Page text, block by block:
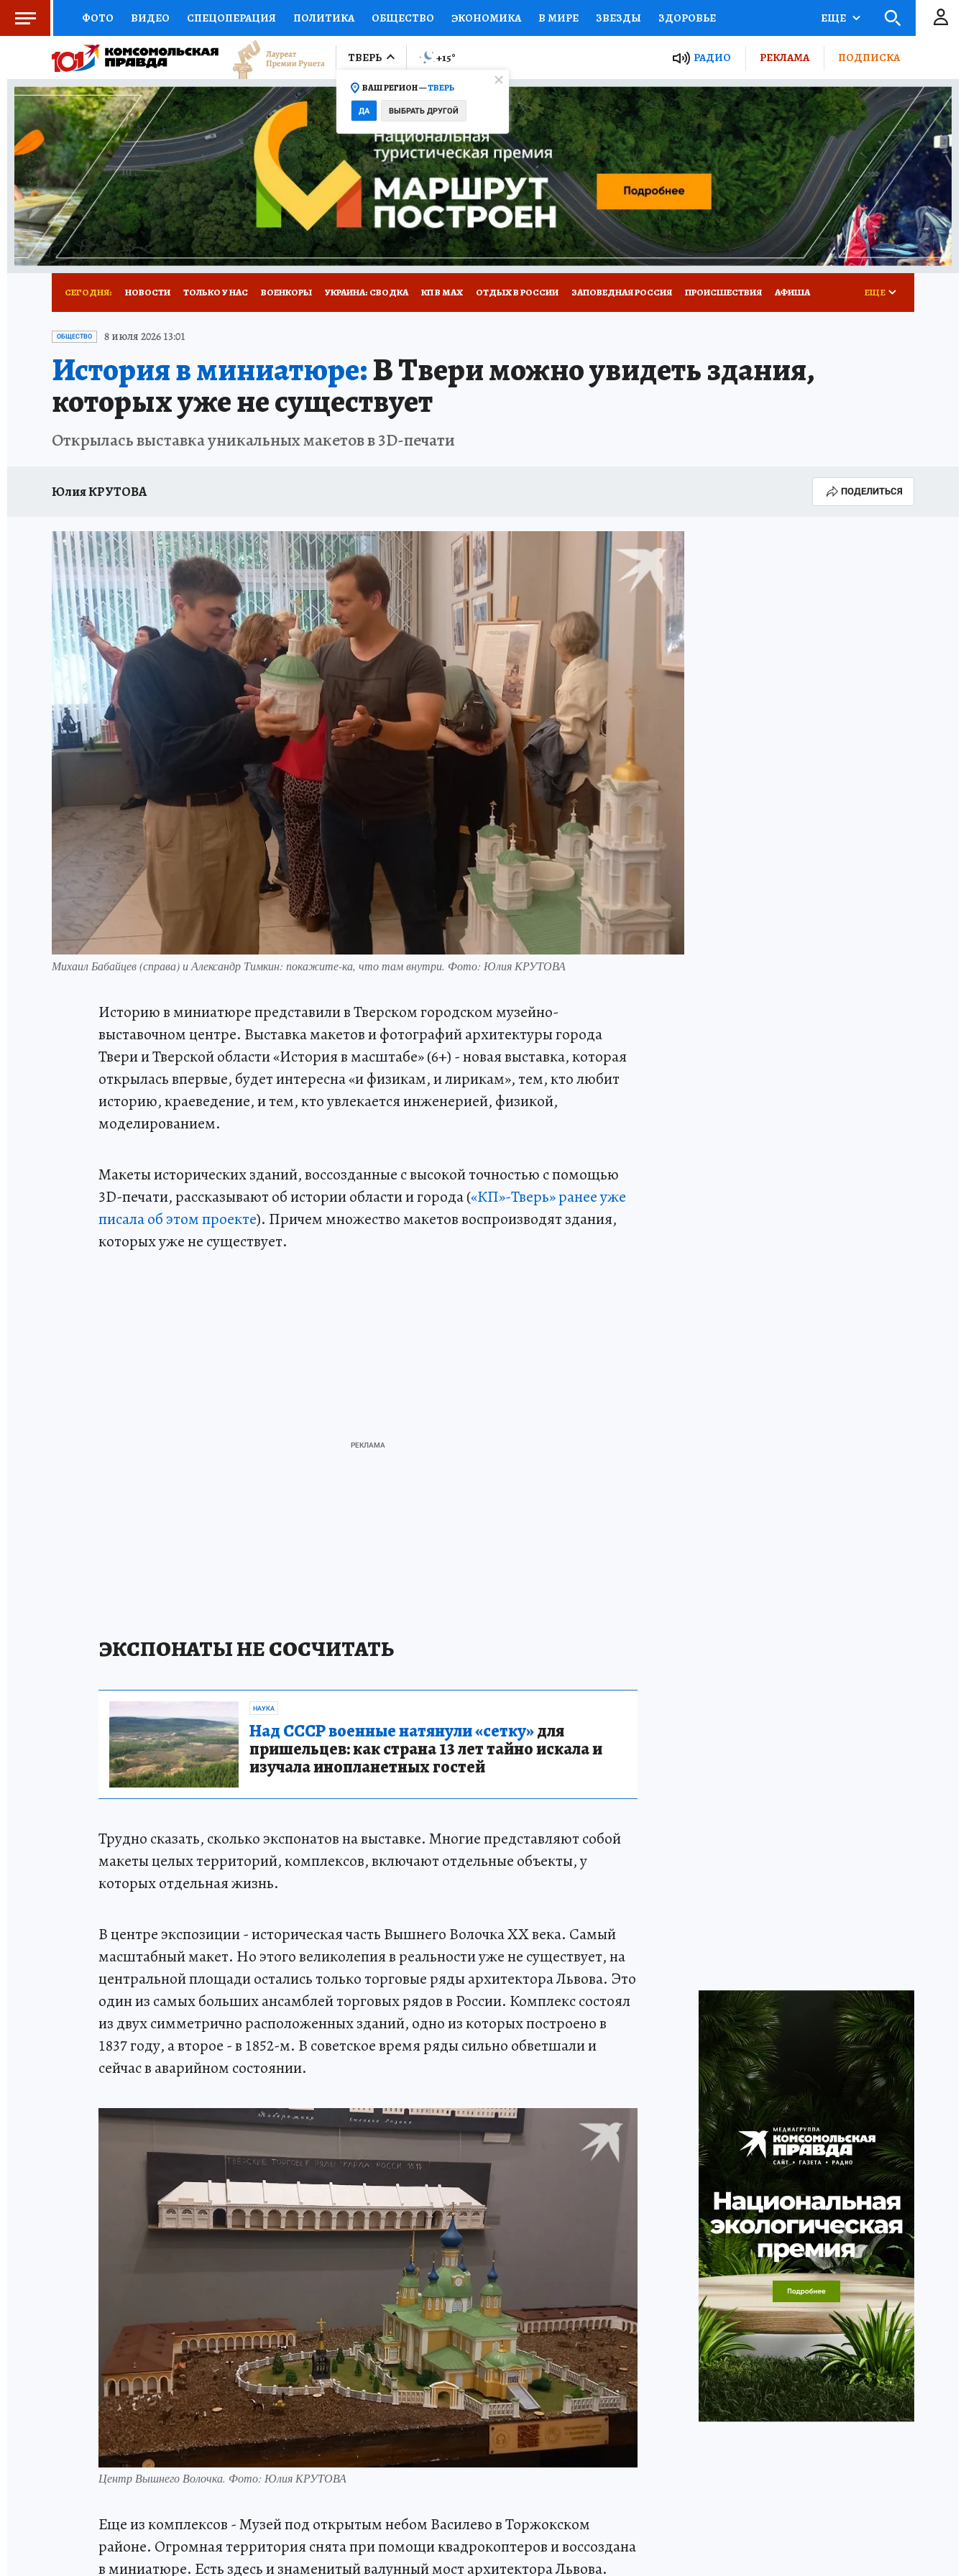
ФОТО ВИДЕО СПЕЦОПЕРАЦИЯ ПОЛИТИКА ОБЩЕСТВО ЭКОНОМИКА В МИРЕ ЗВЕЗДЫ ЗДОРОВЬЕ
СОЦПОДДЕРЖКА НАУКА СПОРТ КОЛУМНИСТЫ ПРОИСШЕСТВИЯ НАЦИОНАЛЬНЫЕ ПРОЕКТЫ РОССИИ
ВЫБОР ЭКСПЕРТОВ ДОКТОР ФИНАНСЫ ОТКРЫВАЕМ МИР Я ЗНАЮ СЕМЬЯ ЖЕНСКИЕ СЕКРЕТЫ ПУТЕВОДИТЕЛЬ
КНИЖНАЯ ПОЛКА ПРОГНОЗЫ НА СПОРТ ПРОМОКОДЫ СЕРИАЛЫ СПЕЦПРОЕКТЫ ДЕФИЦИТ ЖЕЛЕЗА ТУРИЗМ
ПРЕСС-ЦЕНТР НЕДВИЖИМОСТЬ ТЕЛЕВИЗОР КОЛЛЕКЦИИ КОНКУРСЫ РАБОТА У НАС ГИД ПОТРЕБИТЕЛЯ ВСЕ О КП
РАДИО КП РЕКЛАМА ТЕСТЫ НОВОЕ НА САЙТЕ
ЕЩЕ
ТВЕРЬ
ВАШ РЕГИОН —ТВЕРЬ
ДА ВЫБРАТЬ ДРУГОЙ
+15° РАДИО РЕКЛАМА ПОДПИСКА
СЕГОДНЯ: НОВОСТИ ТОЛЬКО У НАС ВОЕНКОРЫ УКРАИНА: СВОДКА КП В МАХ ОТДЫХ В РОССИИ ЗАПОВЕДНАЯ РОССИЯ ПРОИСШЕСТВИЯ АФИША
ИСПЫТАНО НА СЕБЕ
ЕЩЕ
ОБЩЕСТВО 8 июля 2026 13:01
История в миниатюре:В Твери можно увидеть здания,
которых уже не существует
Открылась выставка уникальных макетов в 3D-печати
Юлия КРУТОВА ПОДЕЛИТЬСЯ
Михаил Бабайцев (справа) и Александр Тимкин: покажите-ка, что там внутри. Фото: Юлия КРУТОВА
Историю в миниатюре представили в Тверском городском музейно-
выставочном центре. Выставка макетов и фотографий архитектуры города
Твери и Тверской области «История в масштабе» (6+) - новая выставка, которая
открылась впервые, будет интересна «и физикам, и лирикам», тем, кто любит
историю, краеведение, и тем, кто увлекается инженерией, физикой,
моделированием.
Макеты исторических зданий, воссозданные с высокой точностью с помощью
3D-печати, рассказывают об истории области и города («КП»-Тверь» ранее уже
писала об этом проекте). Причем множество макетов воспроизводят здания,
которых уже не существует.
ЭКСПОНАТЫ НЕ СОСЧИТАТЬ
НАУКА
Над СССР военные натянули «сетку»для
пришельцев: как страна 13 лет тайно искала и
изучала инопланетных гостей
Трудно сказать, сколько экспонатов на выставке. Многие представляют собой
макеты целых территорий, комплексов, включают отдельные объекты, у
которых отдельная жизнь.
В центре экспозиции - историческая часть Вышнего Волочка XX века. Самый
масштабный макет. Но этого великолепия в реальности уже не существует, на
центральной площади остались только торговые ряды архитектора Львова. Это
один из самых больших ансамблей торговых рядов в России. Комплекс состоял
из двух симметрично расположенных зданий, одно из которых построено в
1837 году, а второе - в 1852-м. В советское время ряды сильно обветшали и
сейчас в аварийном состоянии.
Центр Вышнего Волочка. Фото: Юлия КРУТОВА
Еще из комплексов - Музей под открытым небом Василево в Торжокском
районе. Огромная территория снята при помощи квадрокоптеров и воссоздана
в миниатюре. Есть здесь и знаменитый валунный мост архитектора Львова.